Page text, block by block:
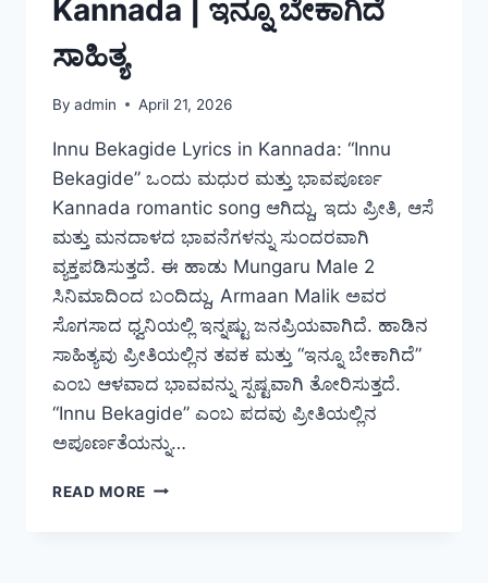
Kannada | ಇನ್ನೂ ಬೇಕಾಗಿದೆ
ಸಾಹಿತ್ಯ
By admin April 21, 2026
Innu Bekagide Lyrics in Kannada: “Innu
Bekagide” ಒಂದು ಮಧುರ ಮತ್ತು ಭಾವಪೂರ್ಣ
Kannada romantic song ಆಗಿದ್ದು, ಇದು ಪ್ರೀತಿ, ಆಸೆ
ಮತ್ತು ಮನದಾಳದ ಭಾವನೆಗಳನ್ನು ಸುಂದರವಾಗಿ
ವ್ಯಕ್ತಪಡಿಸುತ್ತದೆ. ಈ ಹಾಡು Mungaru Male 2
ಸಿನಿಮಾದಿಂದ ಬಂದಿದ್ದು, Armaan Malik ಅವರ
ಸೊಗಸಾದ ಧ್ವನಿಯಲ್ಲಿ ಇನ್ನಷ್ಟು ಜನಪ್ರಿಯವಾಗಿದೆ. ಹಾಡಿನ
ಸಾಹಿತ್ಯವು ಪ್ರೀತಿಯಲ್ಲಿನ ತವಕ ಮತ್ತು “ಇನ್ನೂ ಬೇಕಾಗಿದೆ”
ಎಂಬ ಆಳವಾದ ಭಾವವನ್ನು ಸ್ಪಷ್ಟವಾಗಿ ತೋರಿಸುತ್ತದೆ.
“Innu Bekagide” ಎಂಬ ಪದವು ಪ್ರೀತಿಯಲ್ಲಿನ
ಅಪೂರ್ಣತೆಯನ್ನು…
READ MORE INNU